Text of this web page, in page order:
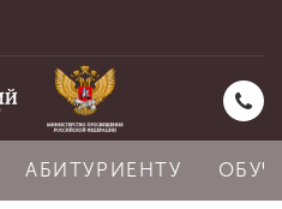
АБИТУРИЕНТУ